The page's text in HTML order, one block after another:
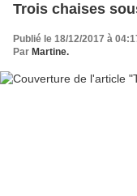
Trois chaises
Publié le 18/12/2017 à
Par Martine.